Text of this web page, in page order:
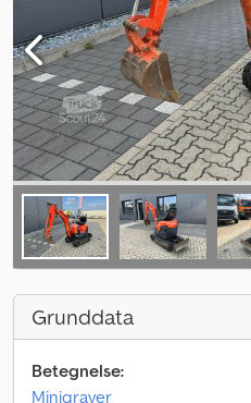
Grunddata
Betegnelse:
Minigraver